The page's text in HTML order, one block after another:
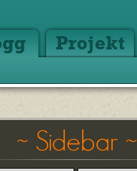
Projekt
~ Sidebar ~